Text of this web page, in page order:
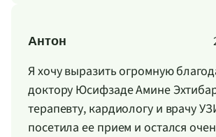
Антон
Я хочу выразить огромную
доктору Юсифзаде Амине
терапевту, кардиологу и врачу
посетила ее прием и остался